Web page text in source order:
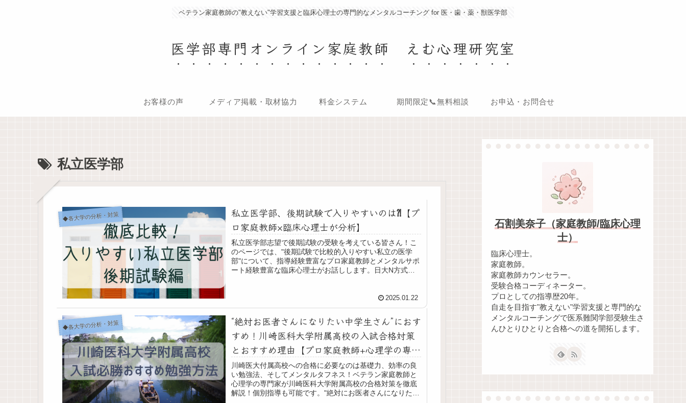
ベテラン家庭教師の"教えない"学習支援と臨床心理士の専門的なメンタルコーチング for 医・歯・薬・獣医学部
医学部専門オンライン家庭教師 えむ心理研究室
お客様の声 メディア掲載・取材協力 料金システム 期間限定📞無料相談 お申込・お問合せ
私立医学部
◆各大学の分析・対策
私立医学部、後期試験で入りやすいのは⁈【プ
ロ家庭教師×臨床心理士が分析】
私立医学部志望で後期試験の受験を考えている皆さん！こ
のページでは、"後期試験で比較的入りやすい私立の医学
部"について、指導経験豊富なプロ家庭教師とメンタルサポ
ート経験豊富な臨床心理士がお話しします。日大N方式
2025.01.22
◆各大学の分析・対策
“絶対お医者さんになりたい中学生さん”におす
すめ！川崎医科大学附属高校の入試合格対策
とおすすめ理由【プロ家庭教師+心理学の専門
家が解説】
川崎医大付属高校への合格に必要なのは基礎力、効率の良
い勉強法、そしてメンタルタフネス！ベテラン家庭教師と
心理学の専門家が川崎医科大学附属高校の合格対策を徹底
解説！個別指導も可能です。"絶対にお医者さんになりたい
石割美奈子（家庭教師/臨床心理
士）
臨床心理士。
家庭教師。
家庭教師カウンセラー。
受験合格コーディネーター。
プロとしての指導歴20年。
自走を目指す"教えない"学習支援と専門的な
メンタルコーチングで医系難関学部受験生さ
んひとりひとりと合格への道を開拓します。